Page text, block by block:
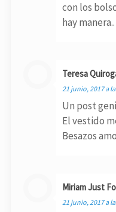
con los
hay
Teresa
21 junio, 2017 a
Un post
El vestido
Besazos
Miriam Just
21 junio, 2017 a